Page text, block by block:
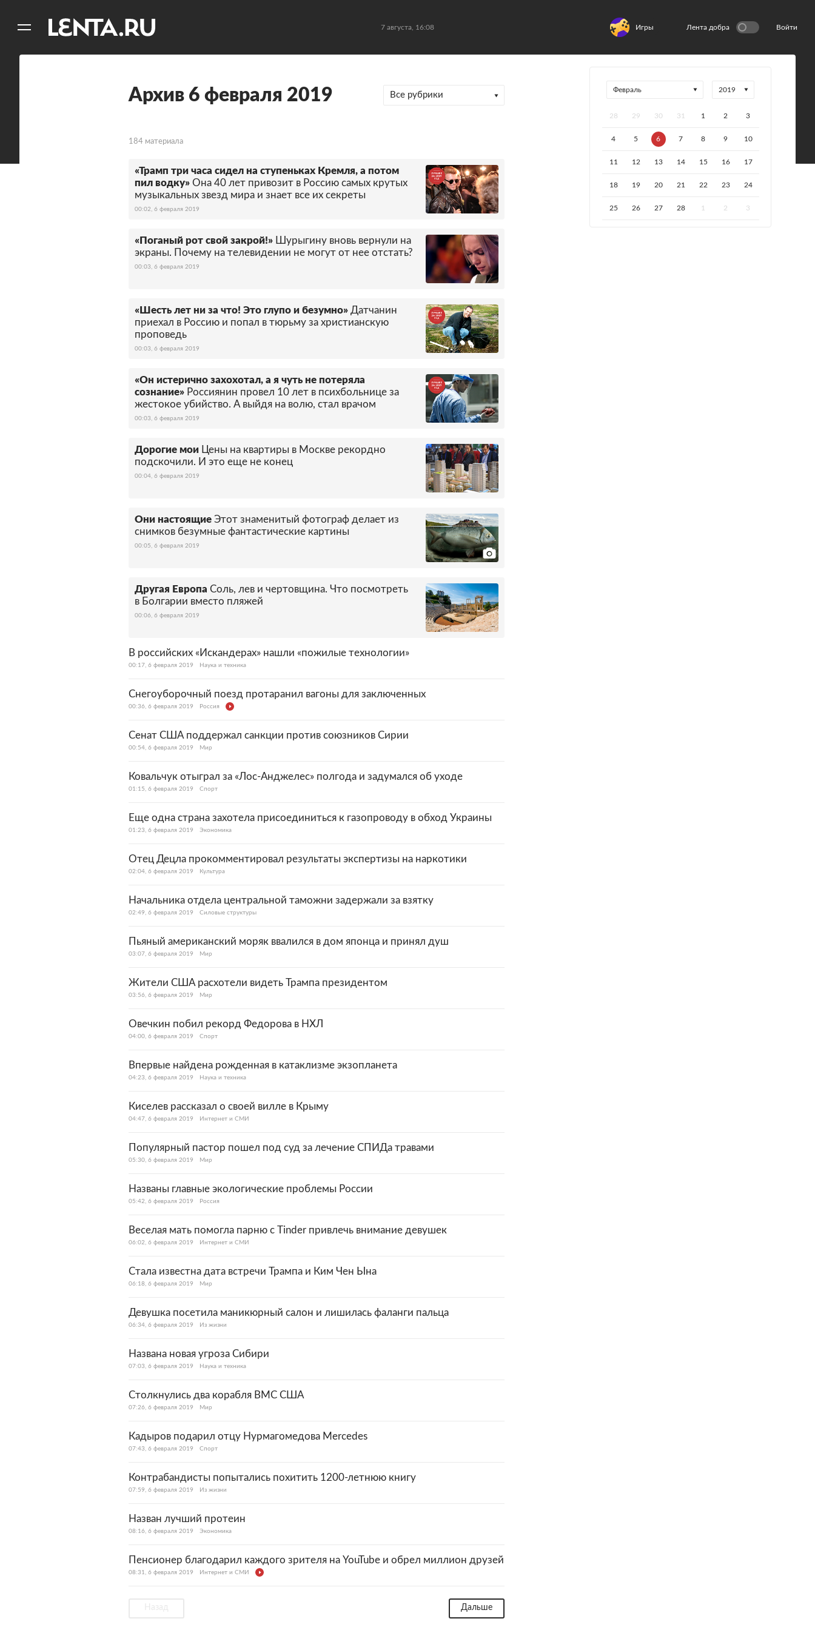
7 августа, 16:08 Игры Лента добра Войти
Архив 6 февраля 2019 Все рубрики
184 материала
«Трамп три часа сидел на ступеньках Кремля, а потом
пил водку» Она 40 лет привозит в Россию самых крутых
музыкальных звезд мира и знает все их секреты
00:02, 6 февраля 2019
«Поганый рот свой закрой!» Шурыгину вновь вернули на
экраны. Почему на телевидении не могут от нее отстать?
00:03, 6 февраля 2019
«Шесть лет ни за что! Это глупо и безумно» Датчанин
приехал в Россию и попал в тюрьму за христианскую
проповедь
00:03, 6 февраля 2019
«Он истерично захохотал, а я чуть не потеряла
сознание» Россиянин провел 10 лет в психбольнице за
жестокое убийство. А выйдя на волю, стал врачом
00:03, 6 февраля 2019
Дорогие мои Цены на квартиры в Москве рекордно
подскочили. И это еще не конец
00:04, 6 февраля 2019
Они настоящие Этот знаменитый фотограф делает из
снимков безумные фантастические картины
00:05, 6 февраля 2019
Другая Европа Соль, лев и чертовщина. Что посмотреть
в Болгарии вместо пляжей
00:06, 6 февраля 2019
В российских «Искандерах» нашли «пожилые технологии»
00:17, 6 февраля 2019 Наука и техника
Снегоуборочный поезд протаранил вагоны для заключенных
00:36, 6 февраля 2019 Россия
Сенат США поддержал санкции против союзников Сирии
00:54, 6 февраля 2019 Мир
Ковальчук отыграл за «Лос-Анджелес» полгода и задумался об уходе
01:15, 6 февраля 2019 Спорт
Еще одна страна захотела присоединиться к газопроводу в обход Украины
01:23, 6 февраля 2019 Экономика
Отец Децла прокомментировал результаты экспертизы на наркотики
02:04, 6 февраля 2019 Культура
Начальника отдела центральной таможни задержали за взятку
02:49, 6 февраля 2019 Силовые структуры
Пьяный американский моряк ввалился в дом японца и принял душ
03:07, 6 февраля 2019 Мир
Жители США расхотели видеть Трампа президентом
03:56, 6 февраля 2019 Мир
Овечкин побил рекорд Федорова в НХЛ
04:00, 6 февраля 2019 Спорт
Впервые найдена рожденная в катаклизме экзопланета
04:23, 6 февраля 2019 Наука и техника
Киселев рассказал о своей вилле в Крыму
04:47, 6 февраля 2019 Интернет и СМИ
Популярный пастор пошел под суд за лечение СПИДа травами
05:30, 6 февраля 2019 Мир
Названы главные экологические проблемы России
05:42, 6 февраля 2019 Россия
Веселая мать помогла парню с Tinder привлечь внимание девушек
06:02, 6 февраля 2019 Интернет и СМИ
Стала известна дата встречи Трампа и Ким Чен Ына
06:18, 6 февраля 2019 Мир
Девушка посетила маникюрный салон и лишилась фаланги пальца
06:34, 6 февраля 2019 Из жизни
Названа новая угроза Сибири
07:03, 6 февраля 2019 Наука и техника
Столкнулись два корабля ВМС США
07:26, 6 февраля 2019 Мир
Кадыров подарил отцу Нурмагомедова Mercedes
07:43, 6 февраля 2019 Спорт
Контрабандисты попытались похитить 1200-летнюю книгу
07:59, 6 февраля 2019 Из жизни
Назван лучший протеин
08:16, 6 февраля 2019 Экономика
Пенсионер благодарил каждого зрителя на YouTube и обрел миллион друзей
08:31, 6 февраля 2019 Интернет и СМИ
Дальше
28 29 30 31 1 2 3
4 5 6 7 8 9 10
11 12 13 14 15 16 17
18 19 20 21 22 23 24
25 26 27 28 1 2 3